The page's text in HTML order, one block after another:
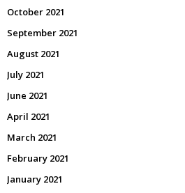
October 2021
September 2021
August 2021
July 2021
June 2021
April 2021
March 2021
February 2021
January 2021